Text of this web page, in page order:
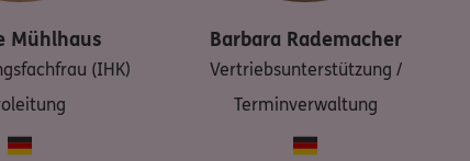
Mühlhaus
(IHK)
Barbara Rademacher
Vertriebsunterstützung /
Terminverwaltung